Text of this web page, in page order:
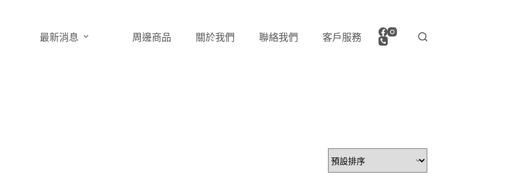
最新消息 周邊商品 關於我們 聯絡我們 客戶服務